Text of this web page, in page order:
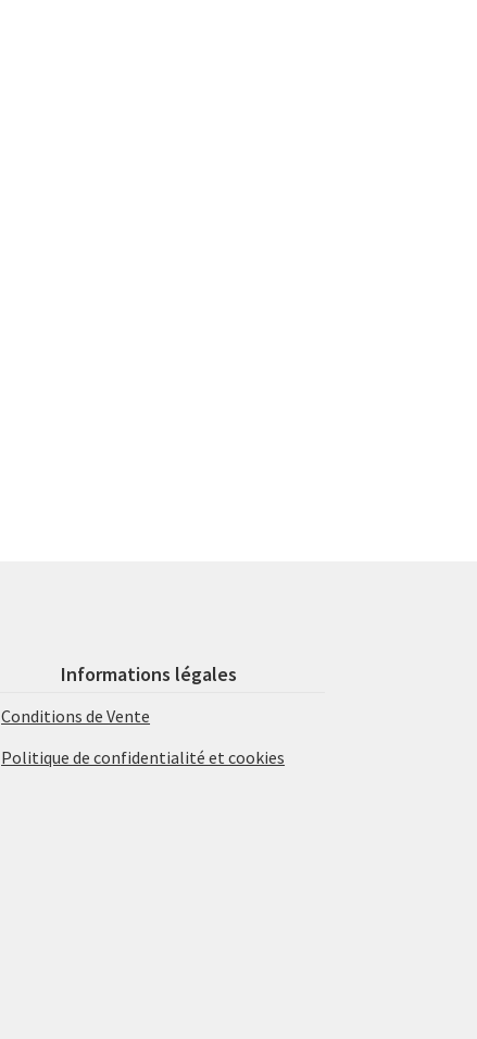
Informations légales
Conditions de Vente
Politique de confidentialité et cookies